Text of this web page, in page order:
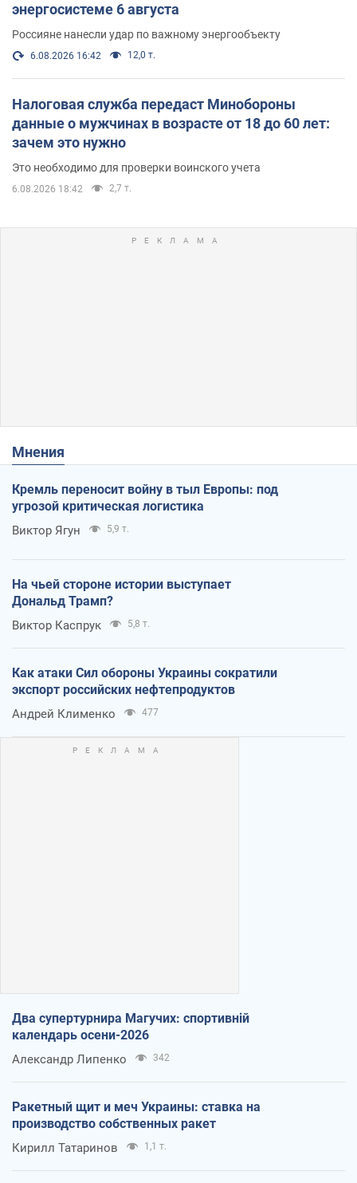
энергосистеме 6 августа
Россияне нанесли удар по важному энергообъекту
6.08.2026 16:42 12,0 т.
Налоговая служба передаст Минобороны
данные о мужчинах в возрасте от 18 до 60 лет:
зачем это нужно
Это необходимо для проверки воинского учета
6.08.2026 18:42 2,7 т.
Мнения
Кремль переносит войну в тыл Европы: под
угрозой критическая логистика
Виктор Ягун 5,9 т.
На чьей стороне истории выступает
Дональд Трамп?
Виктор Каспрук 5,8 т.
Как атаки Сил обороны Украины сократили
экспорт российских нефтепродуктов
Андрей Клименко 477
Два супертурнира Магучих: спортивній
календарь осени-2026
Александр Липенко 342
Ракетный щит и меч Украины: ставка на
производство собственных ракет
Кирилл Татаринов 1,1 т.